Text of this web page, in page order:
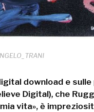
download e
Digital), che
vita», è